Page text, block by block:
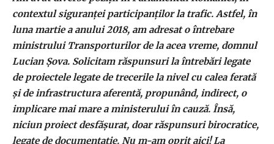
contextul siguranţei participanţilor la trafic. Astfel, în
luna martie a anului 2018, am adresat o întrebare
ministrului Transporturilor de la acea vreme, domnul
Lucian Şova. Solicitam răspunsuri la întrebări legate
de proiectele legate de trecerile la nivel cu calea ferată
şi de infrastructura aferentă, propunând, indirect, o
implicare mai mare a ministerului în cauză. Însă,
niciun proiect desfăşurat, doar răspunsuri birocratice,
legate de documentaţie. Nu m-am oprit aici! La